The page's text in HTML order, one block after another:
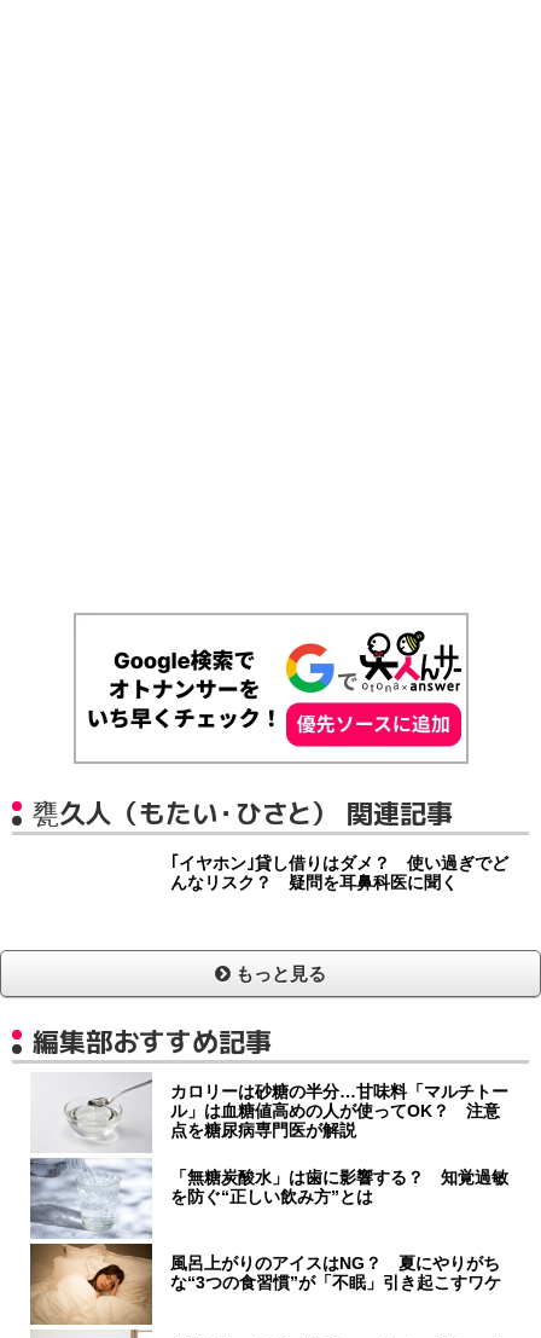
甕久人（もたい・ひさと） 関連記事
｢イヤホン｣貸し借りはダメ？ 使い過ぎでど
んなリスク？ 疑問を耳鼻科医に聞く
もっと見る
編集部おすすめ記事
カロリーは砂糖の半分…甘味料「マルチトー
ル」は血糖値高めの人が使ってOK？ 注意
点を糖尿病専門医が解説
「無糖炭酸水」は歯に影響する？ 知覚過敏
を防ぐ“正しい飲み方”とは
風呂上がりのアイスはNG？ 夏にやりがち
な“3つの食習慣”が「不眠」引き起こすワケ